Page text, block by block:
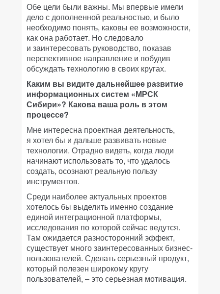
Обе цели были важны. Мы впервые имели
дело с дополненной реальностью, и было
необходимо понять, каковы ее возможности,
как она работает. Но следовало
и заинтересовать руководство, показав
перспективное направление и побудив
обсуждать технологию в своих кругах.
Каким вы видите дальнейшее развитие
информационных систем «МРСК
Сибири»? Какова ваша роль в этом
процессе?
Мне интересна проектная деятельность,
я хотел бы и дальше развивать новые
технологии. Отрадно видеть, когда люди
начинают использовать то, что удалось
создать, осознают реальную пользу
инструментов.
Среди наиболее актуальных проектов
хотелось бы выделить именно создание
единой интеграционной платформы,
исследования по которой сейчас ведутся.
Там ожидается разносторонний эффект,
существует много заинтересованных бизнес-
пользователей. Сделать серьезный продукт,
который полезен широкому кругу
пользователей, – это серьезная мотивация.